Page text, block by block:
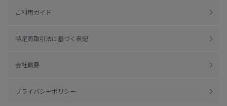
ご利用ガイド
特定商取引法に基づく表記
会社概要
プライバシーポリシー